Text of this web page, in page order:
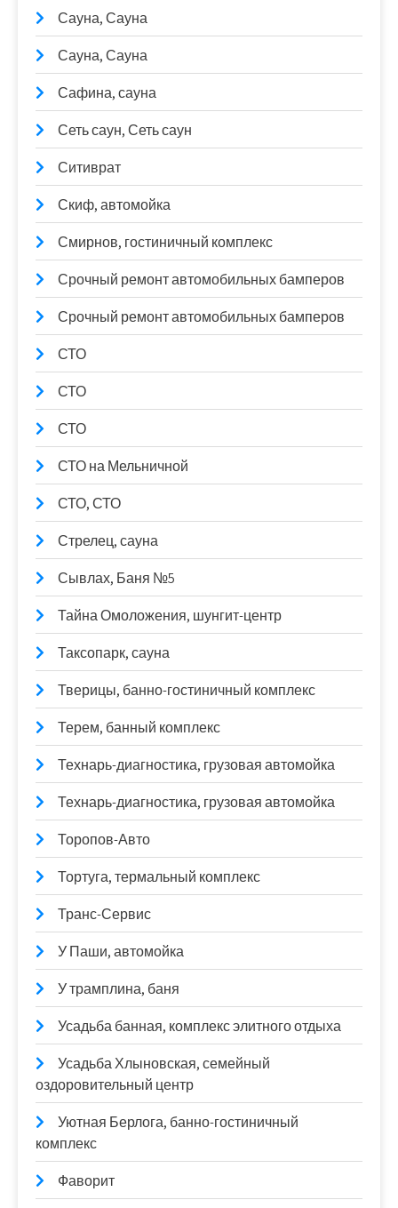
Сауна, Сауна
Сауна, Сауна
Сафина, сауна
Сеть саун, Сеть саун
Ситиврат
Скиф, автомойка
Смирнов, гостиничный комплекс
Срочный ремонт автомобильных бамперов
Срочный ремонт автомобильных бамперов
СТО
СТО
СТО
СТО на Мельничной
СТО, СТО
Стрелец, сауна
Сывлах, Баня №5
Тайна Омоложения, шунгит-центр
Таксопарк, сауна
Тверицы, банно-гостиничный комплекс
Терем, банный комплекс
Технарь-диагностика, грузовая автомойка
Технарь-диагностика, грузовая автомойка
Торопов-Авто
Тортуга, термальный комплекс
Транс-Сервис
У Паши, автомойка
У трамплина, баня
Усадьба банная, комплекс элитного отдыха
Усадьба Хлыновская, семейный
оздоровительный центр
Уютная Берлога, банно-гостиничный
комплекс
Фаворит